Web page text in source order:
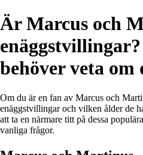
Är Marcus och
behöver veta om
Om du är en fan av Marcus och
enäggstvillingar och vilken ålder de
att ta en närmare titt på dessa
vanliga frågor.